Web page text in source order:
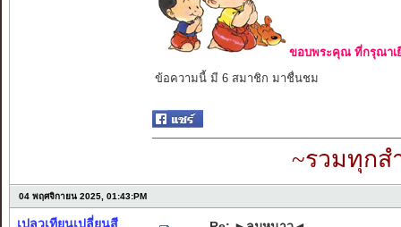
ขอบพระคุณ ที่กรุณาเ
ข้อความนี้ มี 6 สมาชิก มาชื่นชม
~รวมทุกส
04 พฤศจิกายน 2025, 01:43:PM
เปลวเทียนเปลี่ยนสี